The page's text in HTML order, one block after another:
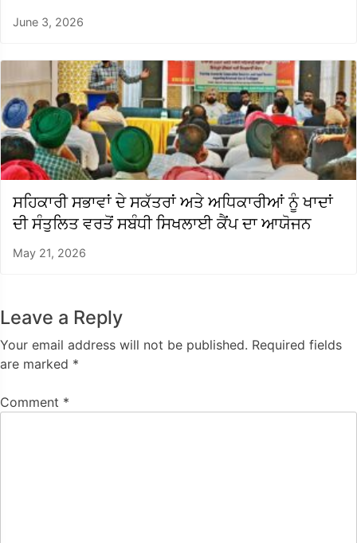
June 3, 2026
ਸਹਿਕਾਰੀ ਸਭਾਵਾਂ ਦੇ ਸਕੱਤਰਾਂ ਅਤੇ ਅਧਿਕਾਰੀਆਂ ਨੂੰ ਖਾਦਾਂ
ਦੀ ਸੰਤੁਲਿਤ ਵਰਤੋਂ ਸਬੰਧੀ ਸਿਖਲਾਈ ਕੈਂਪ ਦਾ ਆਯੋਜਨ
May 21, 2026
Leave a Reply
Your email address will not be published. Required fields
are marked *
Comment *